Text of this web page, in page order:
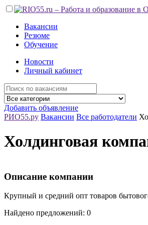
Вакансии
Резюме
Обучение
Новости
Личный кабинет
Добавить объявление
РИО55.ру Вакансии Все работодатели
Холдинговая
Описание компании
Крупный и средний опт товаров
Найдено предложений: 0